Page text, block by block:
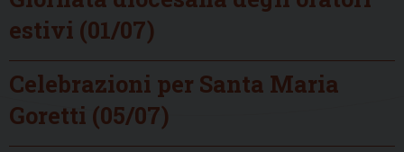
estivi (01/07)
Celebrazioni per Santa Maria
Goretti (05/07)